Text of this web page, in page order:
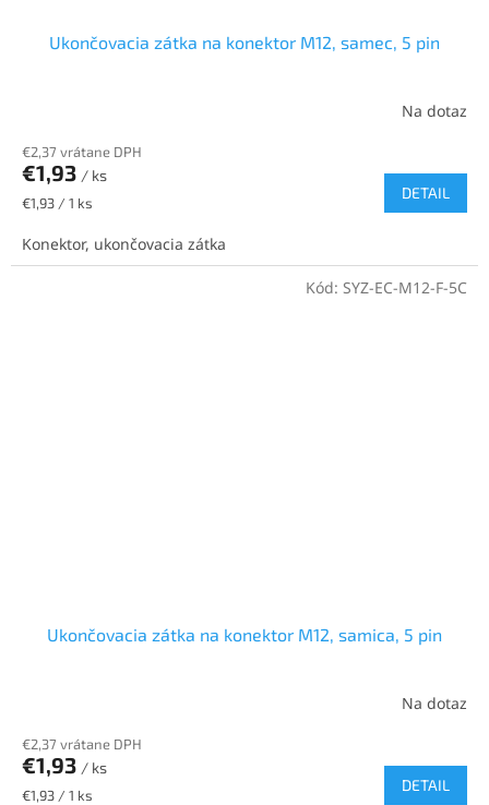
Ukončovacia zátka na konektor M12, samec, 5 pin
Na dotaz
€2,37 vrátane DPH
€1,93 / ks
Jednotková
€1,93 / 1 ks
DETAIL
Konektor, ukončovacia zátka
Ukončovacia zátka na konektor M12, samica, 5 pin
Na dotaz
€2,37 vrátane DPH
€1,93 / ks
Jednotková
€1,93 / 1 ks
DETAIL
Kód: SYZ-EC-M12-F-5C